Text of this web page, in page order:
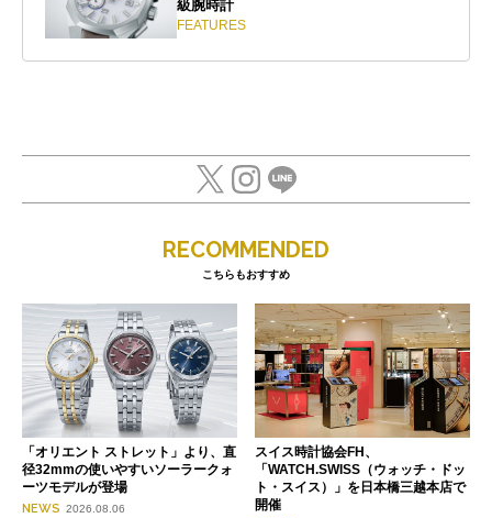
級腕時計
FEATURES
RECOMMENDED
こちらもおすすめ
「オリエント ストレット」より、直
径32mmの使いやすいソーラークォ
ーツモデルが登場
NEWS 2026.08.06
スイス時計協会FH、
「WATCH.SWISS（ウォッチ・ドッ
ト・スイス）」を日本橋三越本店で
開催